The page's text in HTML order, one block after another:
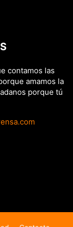
contamos las
amamos la
porque tú